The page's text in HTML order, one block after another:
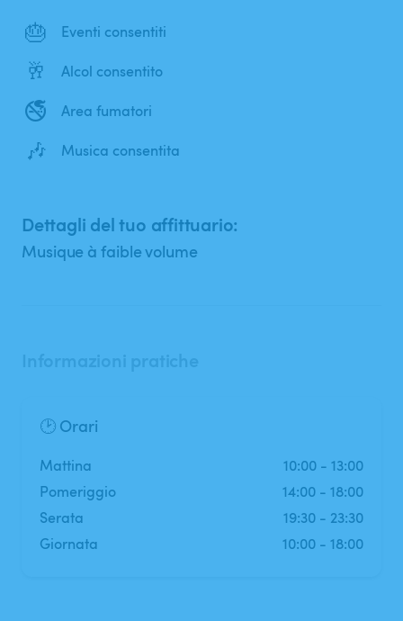
🎂 Eventi consentiti
🥂 Alcol consentito
🚭 Area fumatori
🎶 Musica consentita
Dettagli del tuo affittuario:
Musique à faible volume
🕑 Orari
mattina 10:00 - 13:00
pomeriggio
14:00 - 18:00
serata
19:30 - 23:30
Giornata
10:00 - 18:00